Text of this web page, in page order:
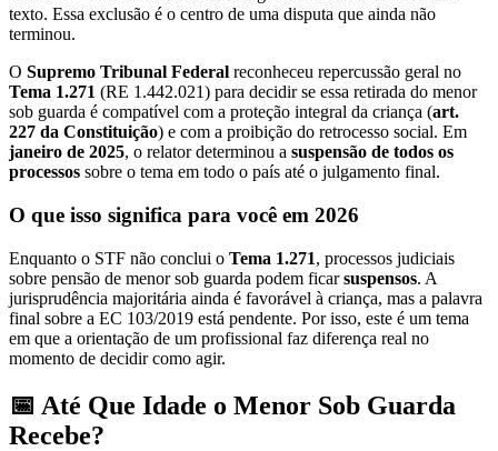
texto. Essa exclusão é o centro de uma disputa que ainda não
terminou.
O Supremo Tribunal Federal reconheceu repercussão geral no
Tema 1.271 (RE 1.442.021) para decidir se essa retirada do menor
sob guarda é compatível com a proteção integral da criança (art.
227 da Constituição) e com a proibição do retrocesso social. Em
janeiro de 2025, o relator determinou a suspensão de todos os
processos sobre o tema em todo o país até o julgamento final.
O que isso significa para você em 2026
Enquanto o STF não conclui o Tema 1.271, processos judiciais
sobre pensão de menor sob guarda podem ficarsuspensos. A
jurisprudência majoritária ainda é favorável à criança, mas a palavra
final sobre a EC 103/2019 está pendente. Por isso, este é um tema
em que a orientação de um profissional faz diferença real no
momento de decidir como agir.
📅 Até Que Idade o Menor Sob Guarda
Recebe?